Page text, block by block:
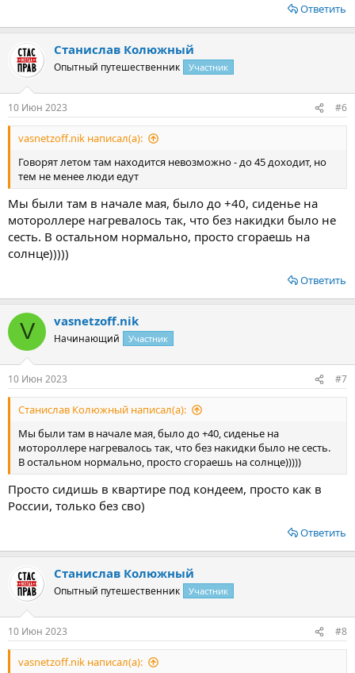
Ответить
Станислав Колюжный
Опытный путешественник Участник
10 Июн 2023 #6
vasnetzoff.nik написал(а):
Говорят летом там находится невозможно - до 45 доходит, но
тем не менее люди едут
Мы были там в начале мая, было до +40, сиденье на
мотороллере нагревалось так, что без накидки было не
сесть. В остальном нормально, просто сгораешь на
солнце)))))
Ответить
V vasnetzoff.nik
Начинающий Участник
10 Июн 2023 #7
Станислав Колюжный написал(а):
Мы были там в начале мая, было до +40, сиденье на
мотороллере нагревалось так, что без накидки было не сесть.
В остальном нормально, просто сгораешь на солнце)))))
Просто сидишь в квартире под кондеем, просто как в
России, только без сво)
Ответить
Станислав Колюжный
Опытный путешественник Участник
10 Июн 2023 #8
vasnetzoff.nik написал(а):